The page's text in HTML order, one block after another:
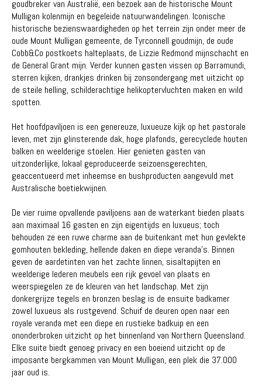
goudbreker van Australië, een bezoek aan de historische Mount
Mulligan kolenmijn en begeleide natuurwandelingen. Iconische
historische bezienswaardigheden op het terrein zijn onder meer de
oude Mount Mulligan gemeente, de Tyrconnell goudmijn, de oude
Cobb&Co postkoets halteplaats, de Lizzie Redmond mijnschacht en
de General Grant mijn. Verder kunnen gasten vissen op Barramundi,
sterren kijken, drankjes drinken bij zonsondergang met uitzicht op
de steile helling, schilderachtige helikoptervluchten maken en wild
spotten.
Het hoofdpaviljoen is een genereuze, luxueuze kijk op het pastorale
leven, met zijn glinsterende dak, hoge plafonds, gerecyclede houten
balken en weelderige stoelen. Hier genieten gasten van
uitzonderlijke, lokaal geproduceerde seizoensgerechten,
geaccentueerd met inheemse en bushproducten aangevuld met
Australische boetiekwijnen.
De vier ruime opvallende paviljoens aan de waterkant bieden plaats
aan maximaal 16 gasten en zijn eigentijds en luxueus; toch
behouden ze een ruwe charme aan de buitenkant met hun gevlekte
gomhouten bekleding, hellende daken en diepe veranda's. Binnen
geven de aardetinten van het zachte linnen, sisaltapijten en
weelderige lederen meubels een rijk gevoel van plaats en
weerspiegelen ze de kleuren van het landschap. Met zijn
donkergrijze tegels en bronzen beslag is de ensuite badkamer
zowel luxueus als rustgevend. Schuif de deuren open naar een
royale veranda met een diepe en rustieke badkuip en een
ononderbroken uitzicht op het binnenland van Northern Queensland.
Elke suite biedt genoeg privacy en een boeiend uitzicht op de
imposante bergkammen van Mount Mulligan, een plek die 37.000
jaar oud is.